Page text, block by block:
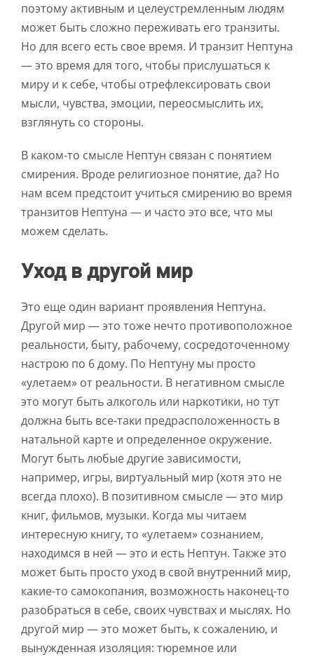
поэтому активным и целеустремленным людям
может быть сложно переживать его транзиты.
Но для всего есть свое время. И транзит Нептуна
— это время для того, чтобы прислушаться к
миру и к себе, чтобы отрефлексировать свои
мысли, чувства, эмоции, переосмыслить их,
взглянуть со стороны.
В каком-то смысле Нептун связан с понятием
смирения. Вроде религиозное понятие, да? Но
нам всем предстоит учиться смирению во время
транзитов Нептуна — и часто это все, что мы
можем сделать.
Уход в другой мир
Это еще один вариант проявления Нептуна.
Другой мир — это тоже нечто противоположное
реальности, быту, рабочему, сосредоточенному
настрою по 6 дому. По Нептуну мы просто
«улетаем» от реальности. В негативном смысле
это могут быть алкоголь или наркотики, но тут
должна быть все-таки предрасположенность в
натальной карте и определенное окружение.
Могут быть любые другие зависимости,
например, игры, виртуальный мир (хотя это не
всегда плохо). В позитивном смысле — это мир
книг, фильмов, музыки. Когда мы читаем
интересную книгу, то «улетаем» сознанием,
находимся в ней — это и есть Нептун. Также это
может быть просто уход в свой внутренний мир,
какие-то самокопания, возможность наконец-то
разобраться в себе, своих чувствах и мыслях. Но
другой мир — это может быть, к сожалению, и
вынужденная изоляция: тюремное или